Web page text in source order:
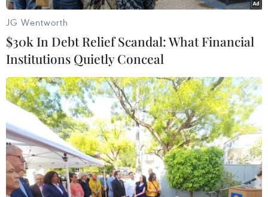
CĂNG THẲNG NGA-UKRAINE
Liên hợp quốc kêu gọi chấm dứt tấn công dân
thường trong xung đột Nga-Ukraine
Nga thông báo tấn công căn cứ ngầm
của Ukraine
JG Wentworth
$30k In Debt Relief Scandal: What Financial
Institutions Quietly Conceal